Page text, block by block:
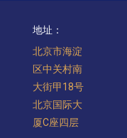
地址：
北京市海淀
区中关村南
大街甲18号
北京国际大
厦C座四层